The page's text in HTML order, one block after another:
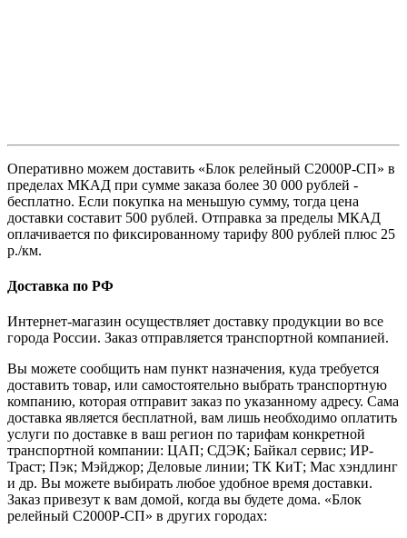
Оперативно можем доставить «Блок релейный С2000Р-СП» в
пределах МКАД при сумме заказа более 30 000 рублей -
бесплатно. Если покупка на меньшую сумму, тогда цена
доставки составит 500 рублей. Отправка за пределы МКАД
оплачивается по фиксированному тарифу 800 рублей плюс 25
р./км.
Доставка по РФ
Интернет-магазин осуществляет доставку продукции во все
города России. Заказ отправляется транспортной компанией.
Вы можете сообщить нам пункт назначения, куда требуется
доставить товар, или самостоятельно выбрать транспортную
компанию, которая отправит заказ по указанному адресу. Сама
доставка является бесплатной, вам лишь необходимо оплатить
услуги по доставке в ваш регион по тарифам конкретной
транспортной компании: ЦАП; СДЭК; Байкал сервис; ИР-
Траст; Пэк; Мэйджор; Деловые линии; ТК КиТ; Мас хэндлинг
и др. Вы можете выбирать любое удобное время доставки.
Заказ привезут к вам домой, когда вы будете дома. «Блок
релейный С2000Р-СП» в других городах: